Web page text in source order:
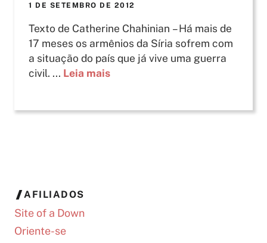
1 DE SETEMBRO DE 2012
Texto de Catherine Chahinian – Há mais de
17 meses os armênios da Síria sofrem com
a situação do país que já vive uma guerra
civil. ... Leia mais
AFILIADOS
Site of a Down
Oriente-se